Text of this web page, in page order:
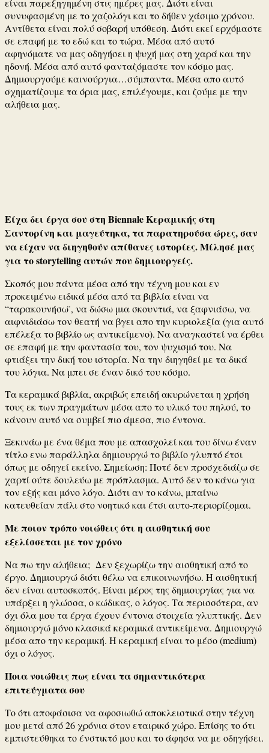
είναι παρεξηγημένη στις ημέρες μας. Διότι είναι
συνυφασμένη με το χαζολόγι και το δήθεν χάσιμο χρόνου.
Αντίθετα είναι πολύ σοβαρή υπόθεση. Διότι εκεί ερχόμαστε
σε επαφή με το εδώ και το τώρα. Μέσα από αυτό
αφηνόματε να μας οδηγήσει η ψυχή μας στη χαρά και την
ηδονή. Μέσα από αυτό φανταζόμαστε τον κόσμο μας.
Δημιουργούμε καινούργια…σύμπαντα. Μέσα απο αυτό
σχηματίζουμε τα όρια μας, επιλέγουμε, και ζούμε με την
αλήθεια μας.
Είχα δει έργα σου στη Biennale Κεραμικής στη
Σαντορίνη και μαγεύτηκα, τα παρατηρούσα ώρες, σαν
να είχαν να διηγηθούν απίθανες ιστορίες. Μίλησέ μας
για το storytelling αυτών που δημιουργείς.
Σκοπός μου πάντα μέσα από την τέχνη μου και εν
προκειμένω ειδικά μέσα από τα βιβλία είναι να
“ταρακουνήσω ̈, να δώσω μια σκουντιά, να ξαφνιάσω, να
αιφνιδιάσω τον θεατή να βγει απο την κυριολεξία (για αυτό
επέλεξα το βιβλίο ως αντικείμενο). Να αναγκαστεί να έρθει
σε επαφή με την φαντασία του, τον ψυχισμό του. Να
φτιάξει την δική του ιστορία. Να την διηγηθεί με τα δικά
του λόγια. Να μπει σε έναν δικό του κόσμο.
Τα κεραμικά βιβλία, ακριβώς επειδή ακυρώνεται η χρήση
τους εκ των πραγμάτων μέσα απο το υλικό του πηλού, το
κάνουν αυτό να συμβεί πιο άμεσα, πιο έντονα.
Ξεκινάω με ένα θέμα που με απασχολεί και του δίνω έναν
τίτλο ενω παράλληλα δημιουργώ το βιβλίο γλυπτό έτσι
όπως με οδηγεί εκείνο. Σημείωση: Ποτέ δεν προσχεδιάζω σε
χαρτί ούτε δουλεύω με πρόπλασμα. Αυτό δεν το κάνω για
τον εξής και μόνο λόγο. Διότι αν το κάνω, μπαίνω
κατευθείαν πάλι στο νοητικό και έτσι αυτο-περιορίζομαι.
Με ποιον τρόπο νοιώθεις ότι η αισθητική σου
εξελίσσεται με τον χρόνο
Να πω την αλήθεια; Δεν ξεχωρίζω την αισθητική από το
έργο. Δημιουργώ διότι θέλω να επικοινωνήσω. Η αισθητική
δεν είναι αυτοσκοπός. Είναι μέρος της δημιουργίας για να
υπάρξει η γλώσσα, ο κώδικας, ο λόγος. Τα περισσότερα, αν
όχι όλα μου τα έργα έχουν έντονα στοιχεία γλυπτικής. Δεν
δημιουργώ μόνο κλασικά κεραμικά αντικείμενα. Δημιουργώ
μέσα απο την κεραμική. Η κεραμική είναι το μέσο (medium)
όχι ο λόγος.
Ποια νοιώθεις πως είναι τα σημαντικότερα
επιτεύγματα σου
Το ότι αποφάσισα να αφοσιωθώ αποκλειστικά στην τέχνη
μου μετά από 26 χρόνια στον εταιρικό χώρο. Επίσης το ότι
εμπιστεύθηκα το ένστικτό μου και το άφησα να με οδηγήσει.